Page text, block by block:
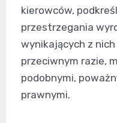
kierowców,
przestrzegania
wynikających z
przeciwnym razie,
podobnymi,
prawnymi.